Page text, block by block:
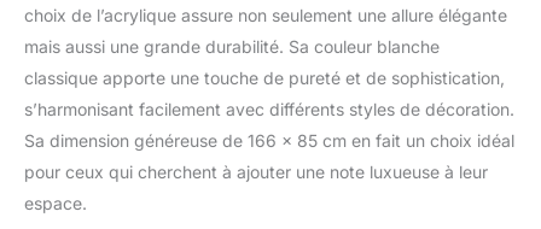
Livraison gratuite en
France
choix de l’acrylique assure non seulement une allure élégante
mais aussi une grande durabilité. Sa couleur blanche
classique apporte une touche de pureté et de sophistication,
s’harmonisant facilement avec différents styles de décoration.
Sa dimension généreuse de 166 x 85 cm en fait un choix idéal
pour ceux qui cherchent à ajouter une note luxueuse à leur
espace.